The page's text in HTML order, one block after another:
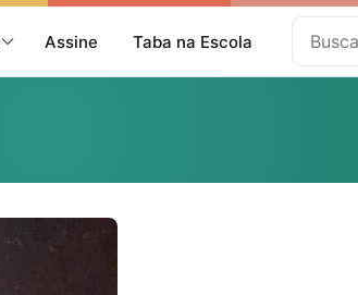
Assine Taba na Escola